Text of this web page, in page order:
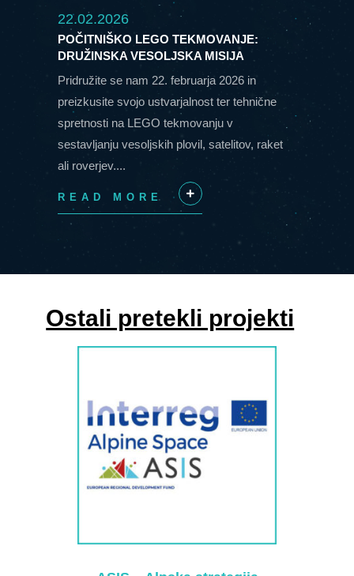
22.02.2026
POČITNIŠKO LEGO TEKMOVANJE:
DRUŽINSKA VESOLJSKA MISIJA
Pridružite se nam 22. februarja 2026 in
preizkusite svojo ustvarjalnost ter tehnične
spretnosti na LEGO tekmovanju v
sestavljanju vesoljskih plovil, satelitov, raket
ali roverjev....
READ MORE
+
Ostali pretekli projekti